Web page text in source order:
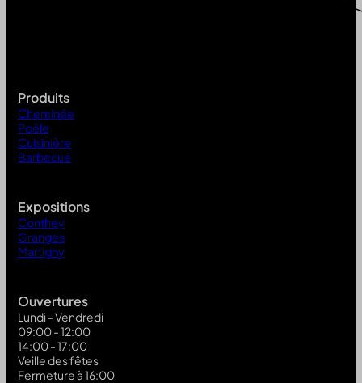
Produits
Cheminée
Poêle
Cuisinière
Barbecue
Expositions
Conthey
Granges
Martigny
Ouvertures
Lundi - Vendredi
09:00 - 12:00
14:00 - 17:00
Veille des fêtes
Fermeture à 16:00